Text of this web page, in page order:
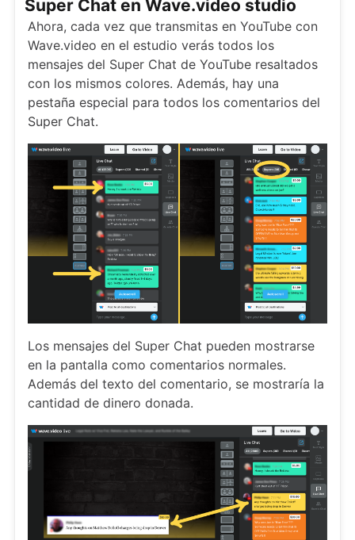
Super Chat en Wave.video studio
Ahora, cada vez que transmitas en YouTube con
Wave.video en el estudio verás todos los
mensajes del Super Chat de YouTube resaltados
con los mismos colores. Además, hay una
pestaña especial para todos los comentarios del
Super Chat.
Los mensajes del Super Chat pueden mostrarse
en la pantalla como comentarios normales.
Además del texto del comentario, se mostraría la
cantidad de dinero donada.